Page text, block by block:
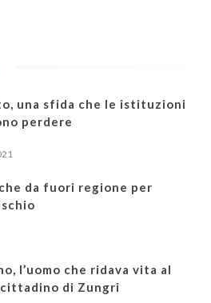
una sfida che le istituzioni
perdere
da fuori regione per
l’uomo che ridava vita al
cittadino di Zungri